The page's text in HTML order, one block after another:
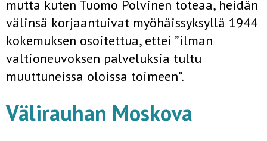
mutta kuten Tuomo Polvinen toteaa, heidän
välinsä korjaantuivat myöhäissyksyllä 1944
kokemuksen osoitettua, ettei ”ilman
valtioneuvoksen palveluksia tultu
muuttuneissa oloissa toimeen”.
Välirauhan Moskova